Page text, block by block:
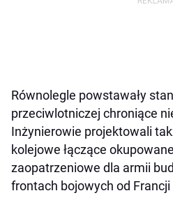
Równolegle powstawały
przeciwlotniczej chroniące
Inżynierowie projektowali
kolejowe łączące
zaopatrzeniowe dla armii
frontach bojowych od Francji